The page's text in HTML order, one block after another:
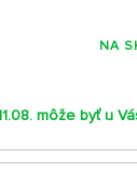
NA
môže byť u